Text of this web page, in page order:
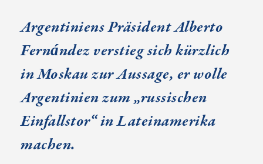
Argentiniens Präsident Alberto
Fernández verstieg sich kürzlich
in Moskau zur Aussage, er wolle
Argentinien zum „russischen
Einfallstor“ in Lateinamerika
machen.